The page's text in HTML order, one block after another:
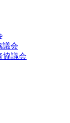
議会
協議会